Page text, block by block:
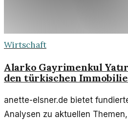
Wirtschaft
Alarko Gayrimenkul
den türkischen
anette-elsner.de bietet
Analysen zu aktuellen